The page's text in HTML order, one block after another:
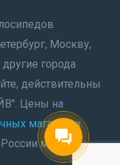
Москву,
города
действительны
Цены на
магазинах
могут